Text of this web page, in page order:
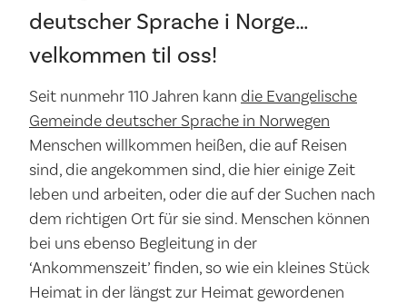
deutscher Sprache i Norge…
velkommen til oss!
Seit nunmehr 110 Jahren kann die Evangelische
Gemeinde deutscher Sprache in Norwegen
Menschen willkommen heißen, die auf Reisen
sind, die angekommen sind, die hier einige Zeit
leben und arbeiten, oder die auf der Suchen nach
dem richtigen Ort für sie sind. Menschen können
bei uns ebenso Begleitung in der
‘Ankommenszeit’ finden, so wie ein kleines Stück
Heimat in der längst zur Heimat gewordenen